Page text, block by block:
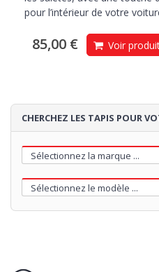
pour l’intérieur de votre
85,00 € Voir
CHERCHEZ LES TAPIS POUR